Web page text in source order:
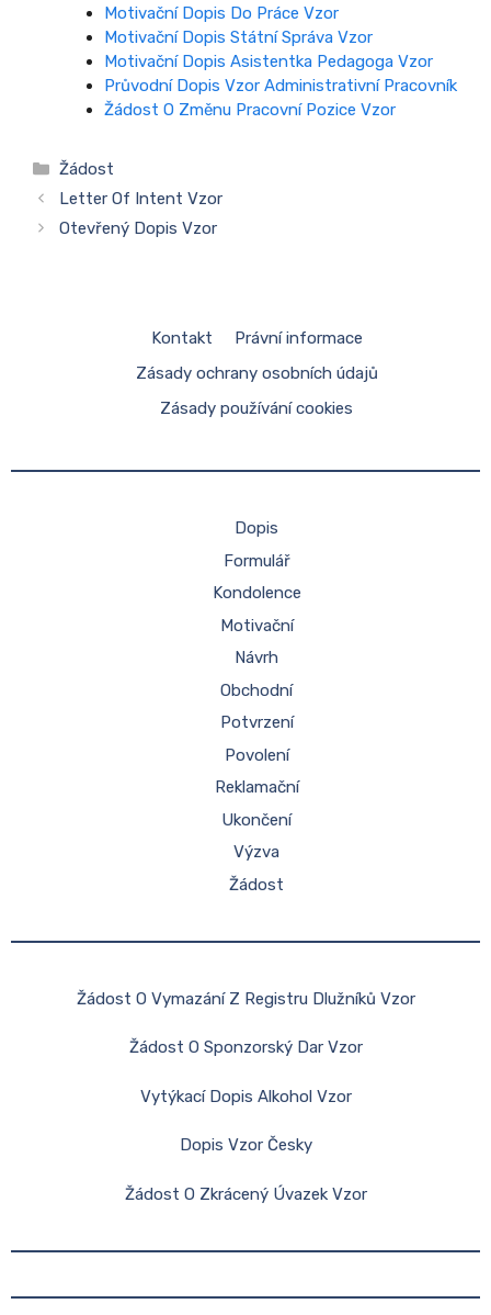
Motivační Dopis Do Práce Vzor
Motivační Dopis Státní Správa Vzor
Motivační Dopis Asistentka Pedagoga Vzor
Průvodní Dopis Vzor Administrativní Pracovník
Žádost O Změnu Pracovní Pozice Vzor
Rubriky
Žádost
Letter Of Intent Vzor
Otevřený Dopis Vzor
Kontakt
Právní informace
Zásady ochrany osobních údajů
Zásady používání cookies
Dopis
Formulář
Kondolence
Motivační
Návrh
Obchodní
Potvrzení
Povolení
Reklamační
Ukončení
Výzva
Žádost
Žádost O Vymazání Z Registru Dlužníků Vzor
Žádost O Sponzorský Dar Vzor
Vytýkací Dopis Alkohol Vzor
Dopis Vzor Česky
Žádost O Zkrácený Úvazek Vzor